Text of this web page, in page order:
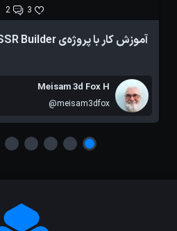
3
2
آموزش کار با پروژه‌ی Post USSR Builder
Meisam 3d Fox H
@meisam3dfox